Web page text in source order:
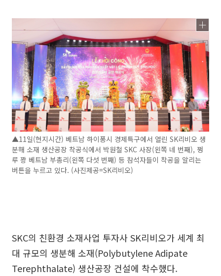
▲11일(현지시간) 베트남 하이퐁시 경제특구에서 열린 SK리비오 생
분해 소재 생산공장 착공식에서 박원철 SKC 사장(왼쪽 네 번째), 쩡
루 꽝 베트남 부총리(왼쪽 다섯 번째) 등 참석자들이 착공을 알리는
버튼을 누르고 있다. (사진제공=SK리비오)
SKC의 친환경 소재사업 투자사 SK리비오가 세계 최
대 규모의 생분해 소재(Polybutylene Adipate
Terephthalate) 생산공장 건설에 착수했다.